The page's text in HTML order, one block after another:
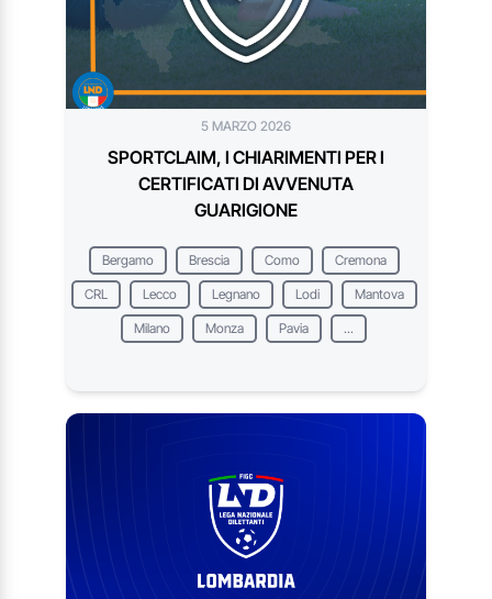
5 MARZO 2026
SPORTCLAIM, I CHIARIMENTI PER I
CERTIFICATI DI AVVENUTA
GUARIGIONE
Bergamo Brescia Como Cremona
CRL Lecco Legnano Lodi Mantova
Milano Monza Pavia ...